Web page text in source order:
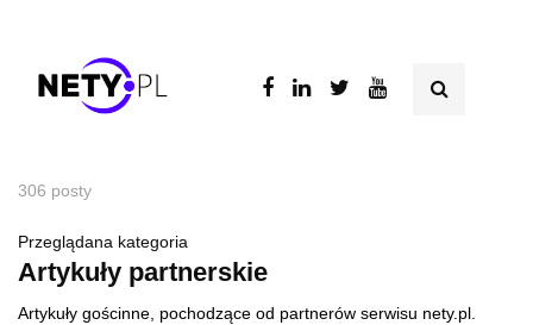
306 posty
Przeglądana kategoria
Artykuły partnerskie
Artykuły gościnne, pochodzące od partnerów serwisu nety.pl.